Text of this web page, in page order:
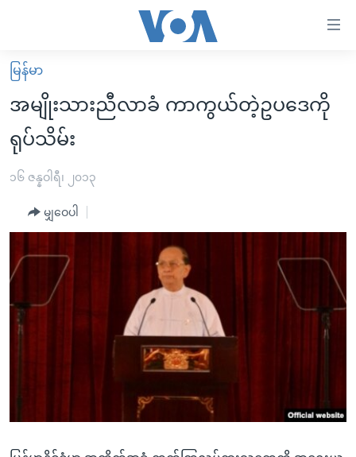
လွယ်ကူ
စေ
သည့်
Link
များ
အကြောင်းအရာ
ကျော်
သို့
ကျော်
မူလစာမျက်နှာ
မြန်မာ
ကမ္ဘာ့သတင်းများ
နိုင်ငံတကာ
အစ္စရေး-ပါလက်စတိုင်း
ဗွီဒီယို
ရပ်ဝန်းတခု လမ်းတခု အလွန်
အင်္ဂလိပ်စာလေ့လာမယ်
အမေရိကန်သုံးအီဒီယံ
မကြေးမုံရဲ့ အင်္ဂလိပ်စာ
ရုပ်ရှင်ထဲက အင်္ဂလိပ်စာ
သုတပဒေသာ အင်္ဂလိပ်စာ
အပတ်စဉ်ကဏ္ဍများ
ရေဒီယို
ရေဒီယိုနှင့်ရုပ်သံ အချက်အလက်များ
ရေဒီယို/တီဗွီအစီအစဉ်
ဗွီအိုအေ လူမှုကွန်ယက်များ
မြန်မာ
အမျိုးသားညီလာခံ ကာကွယ်တဲ့ဥပဒေကို
ရုပ်သိမ်း
၁၆ ဇန္နဝါရီ၊ ၂၀၁၃
မျှဝေပါ